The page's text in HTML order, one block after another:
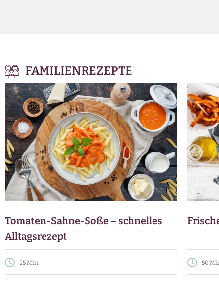
FAMILIENREZEPTE
Tomaten-Sahne-Soße – schnelles
Alltagsrezept
25 Min. 50